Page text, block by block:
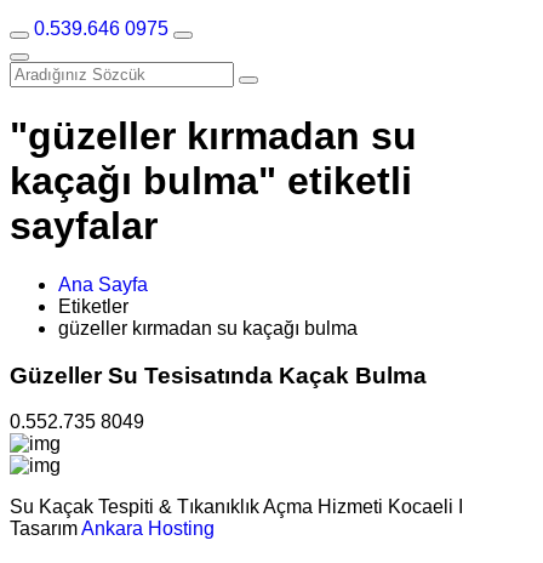
0.539.646 0975
"güzeller kırmadan su
kaçağı bulma" etiketli
sayfalar
Ana Sayfa
Etiketler
güzeller kırmadan su kaçağı bulma
Güzeller Su Tesisatında Kaçak Bulma
0.552.735 8049
Su Kaçak Tespiti & Tıkanıklık Açma Hizmeti Kocaeli I
TasarımAnkara Hosting